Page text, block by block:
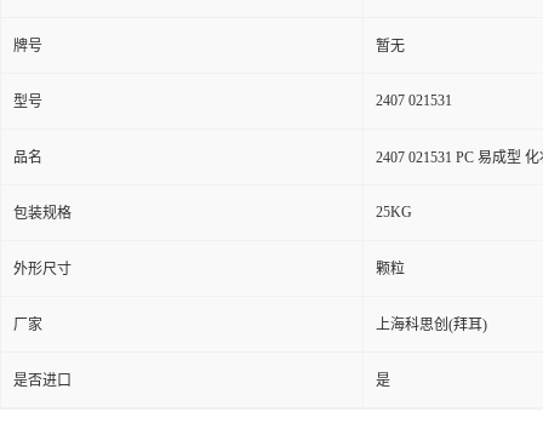
牌号 暂无
型号 2407 021531
品名 2407 021531 PC 易成型
包装规格 25KG
外形尺寸 颗粒
厂家 上海科思创(拜耳)
是否进口 是